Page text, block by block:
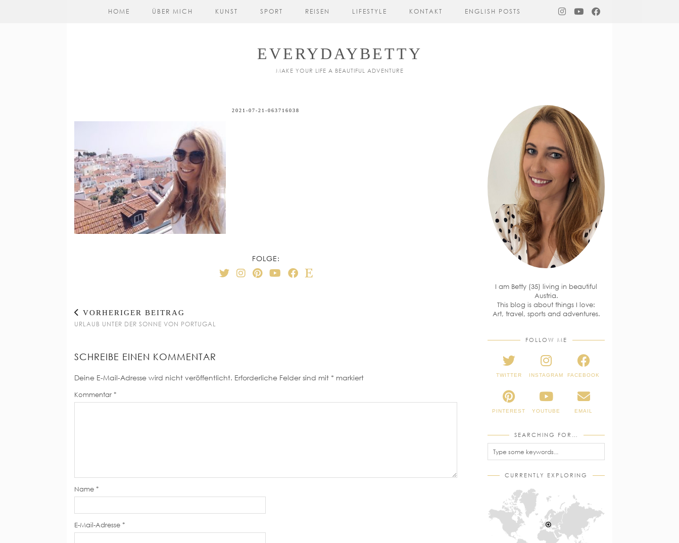
EVERYDAYBETTY
MAKE YOUR LIFE A BEAUTIFUL ADVENTURE
HOME ÜBER MICH KUNST SPORT REISEN LIFESTYLE KONTAKT ENGLISH POSTS
2021-07-21-063716038
FOLGE:
VORHERIGER BEITRAG
URLAUB UNTER DER SONNE VON PORTUGAL
SCHREIBE EINEN KOMMENTAR
Deine E-Mail-Adresse wird nicht veröffentlicht. Erforderliche Felder sind mit * markiert
Kommentar *
Name *
E-Mail-Adresse *
I am Betty (35) living in beautiful
Austria.
This blog is about things I love:
Art, travel, sports and adventures.
FOLLOW ME
TWITTER INSTAGRAM FACEBOOK
PINTEREST YOUTUBE EMAIL
SEARCHING FOR…
CURRENTLY EXPLORING